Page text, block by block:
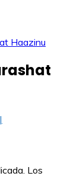
Haazinu
Los